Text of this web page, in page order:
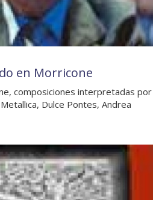
en Morricone
composiciones interpretadas por
Dulce Pontes, Andrea